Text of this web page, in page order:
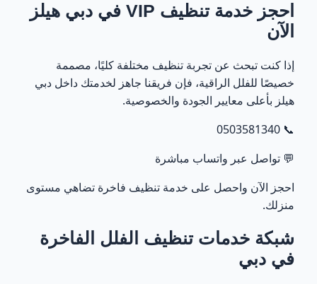
احجز خدمة تنظيف VIP في دبي هيلز
الآن
إذا كنت تبحث عن تجربة تنظيف مختلفة كليًا، مصممة
خصيصًا للفلل الراقية، فإن فريقنا جاهز لخدمتك داخل دبي
هيلز بأعلى معايير الجودة والخصوصية.
📞
0503581340
💬 تواصل عبر واتساب مباشرة
احجز الآن واحصل على خدمة تنظيف فاخرة تضاهي مستوى
منزلك.
شبكة خدمات تنظيف الفلل الفاخرة
في دبي